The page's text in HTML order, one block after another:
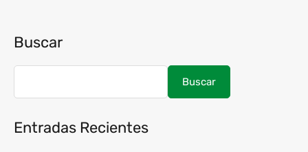
Buscar
Buscar
Entradas Recientes